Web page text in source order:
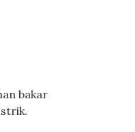
bakar